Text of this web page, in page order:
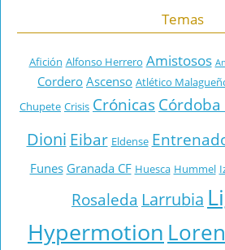
Temas
Afición Alfonso Herrero Amistosos
CorderoAscenso Atlético
Chupete Crisis Crónicas Córdoba
Dioni Eibar Eldense
Funes Granada CF Huesca Hummel
Rosaleda Larrubia
Hypermotion